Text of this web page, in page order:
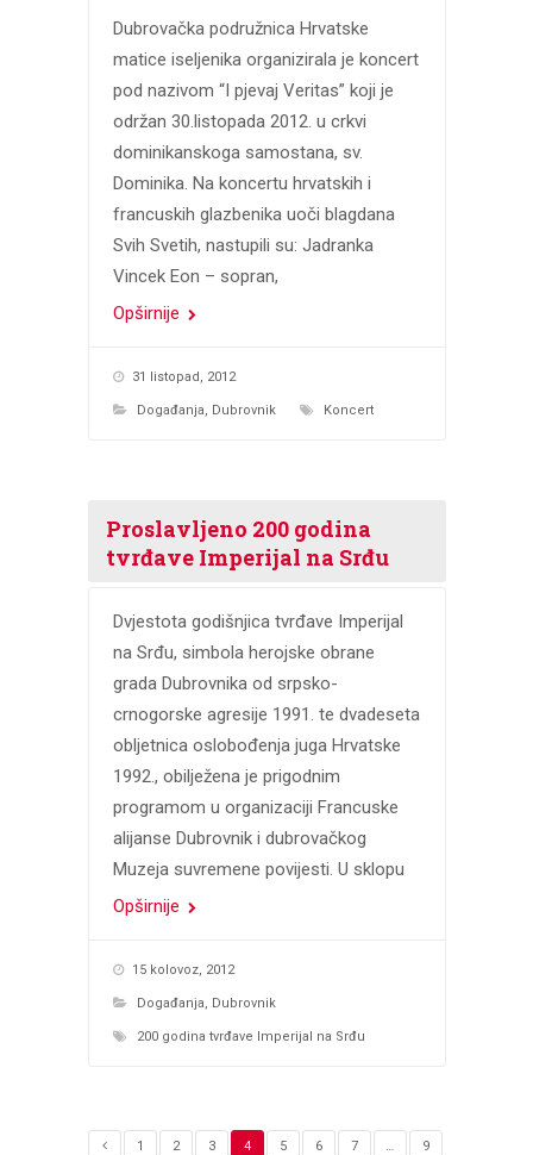
Dubrovačka podružnica Hrvatske
matice iseljenika organizirala je koncert
pod nazivom “I pjevaj Veritas” koji je
održan 30.listopada 2012. u crkvi
dominikanskoga samostana, sv.
Dominika. Na koncertu hrvatskih i
francuskih glazbenika uoči blagdana
Svih Svetih, nastupili su: Jadranka
Vincek Eon – sopran,
Opširnije
31 listopad, 2012
Događanja, Dubrovnik Koncert
Proslavljeno 200 godina
tvrđave Imperijal na Srđu
Dvjestota godišnjica tvrđave Imperijal
na Srđu, simbola herojske obrane
grada Dubrovnika od srpsko-
crnogorske agresije 1991. te dvadeseta
obljetnica oslobođenja juga Hrvatske
1992., obilježena je prigodnim
programom u organizaciji Francuske
alijanse Dubrovnik i dubrovačkog
Muzeja suvremene povijesti. U sklopu
Opširnije
15 kolovoz, 2012
Događanja, Dubrovnik
200 godina tvrđave Imperijal na Srđu
1 2 3 4 5 6 7 … 9